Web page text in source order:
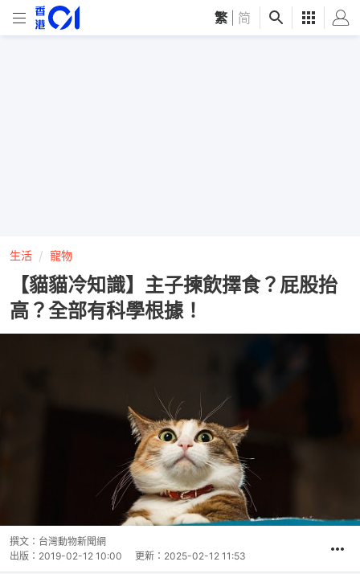
繁 简
生活 寵物
【貓貓冷知識】主子揀飲擇食？屁股抬
高？全部有科學根據！
撰文： 台灣動物新聞網
出版： 2019-02-12 10:00 更新： 2025-02-12 11:53